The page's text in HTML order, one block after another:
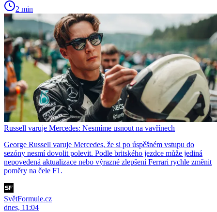
2 min
Russell varuje Mercedes: Nesmíme usnout na vavřínech
George Russell varuje Mercedes, že si po úspěšném vstupu do
sezóny nesmí dovolit polevit. Podle britského jezdce může jediná
nepovedená aktualizace nebo výrazné zlepšení Ferrari rychle změnit
poměry na čele F1.
SvětFormule.cz
dnes, 11:04